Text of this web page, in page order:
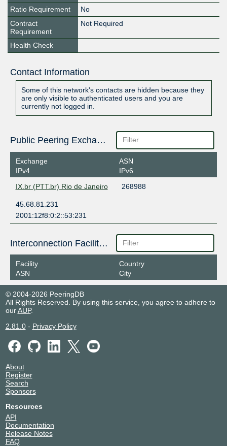
Ratio Requirement
No
Contract
Requirement
Not Required
Health Check
Contact Information
Some of this network's contacts are hidden because they
are only visible to authenticated users and you are
currently not logged in.
Public Peering Exchange Points
Exchange
IPv4
ASN
IPv6
IX.br (PTT.br) Rio de Janeiro
268988
45.68.81.231
2001:12f8:0:2::53:231
Interconnection Facilities
Facility
ASN
Country
City
© 2004-2026 PeeringDB
All Rights Reserved. By using this service, you agree to adhere to
ourAUP.
2.81.0- Privacy Policy
About
Register
Search
Sponsors
Resources
API
Documentation
Release Notes
FAQ